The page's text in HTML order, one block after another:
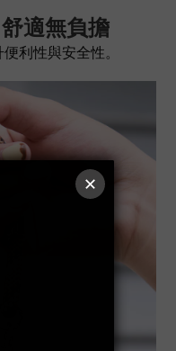
適無負擔
利性與安全性。